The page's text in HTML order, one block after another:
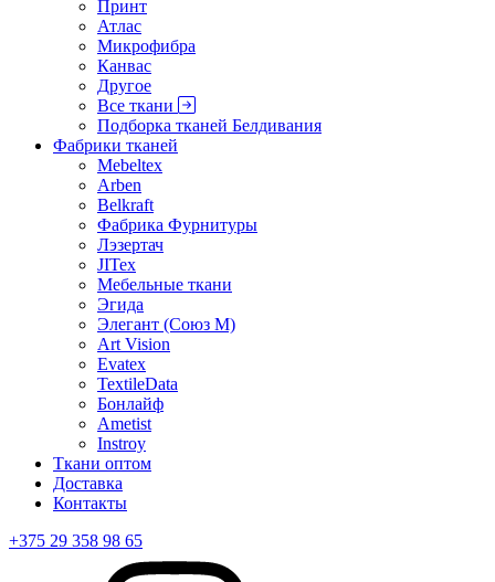
Принт
Атлас
Микрофибра
Канвас
Другое
Все ткани
Подборка тканей Белдивания
Фабрики тканей
Mebeltex
Arben
Belkraft
Фабрика Фурнитуры
Лэзертач
JITex
Мебельные ткани
Эгида
Элегант (Союз М)
Art Vision
Evatex
TextileData
Бонлайф
Ametist
Instroy
Ткани оптом
Доставка
Контакты
+375 29 358 98 65